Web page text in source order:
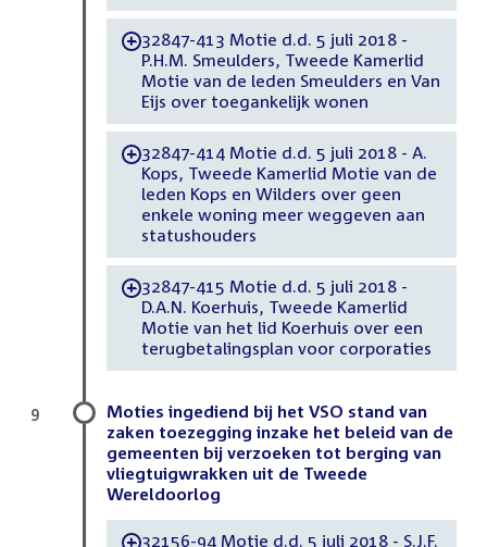
-32847-413 Motie d.d. 5 juli 2018 -
P.H.M. Smeulders, Tweede Kamerlid
Motie van de leden Smeulders en Van
Eijs over toegankelijk wonen
-32847-414 Motie d.d. 5 juli 2018 - A.
Kops, Tweede Kamerlid Motie van de
leden Kops en Wilders over geen
enkele woning meer weggeven aan
statushouders
-32847-415 Motie d.d. 5 juli 2018 -
D.A.N. Koerhuis, Tweede Kamerlid
Motie van het lid Koerhuis over een
terugbetalingsplan voor corporaties
Moties ingediend bij het VSO stand van
zaken toezegging inzake het beleid van de
gemeenten bij verzoeken tot berging van
vliegtuigwrakken uit de Tweede
Wereldoorlog
-32156-94 Motie d.d. 5 juli 2018 - S.J.F.
9